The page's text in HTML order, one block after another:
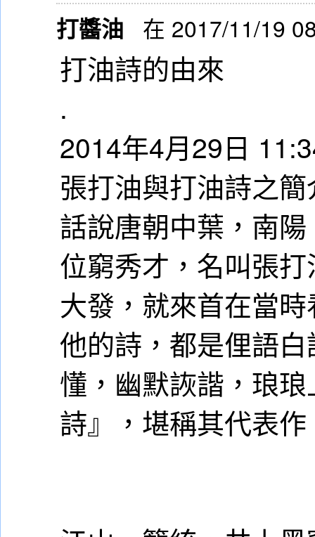
打醬油 在 2017/11/19
打油詩的由來
.
2014年4月29日
張打油與打油詩之簡
話說唐朝中葉，南
位窮秀才，名叫張
大發，就來首在當
他的詩，都是俚語
懂，幽默詼諧，琅
詩』，堪稱其代表